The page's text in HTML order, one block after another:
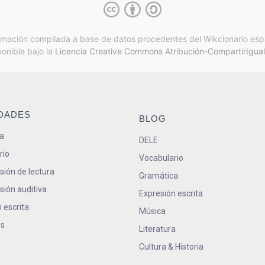
compilada a base de datos procedentes del Wikcionario
bajo la Licencia Creative Commons Atribución-
de lectura
auditiva
escrita
BLOG
DELE
Vocabulario
Gramática
Expresión escrita
Música
Literatura
Cultura & Historia